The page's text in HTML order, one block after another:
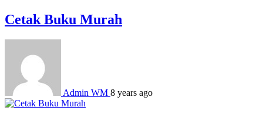
Cetak Buku Murah
Admin WM 8 years ago